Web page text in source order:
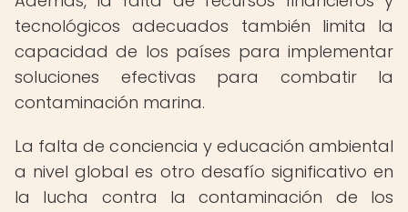
tecnológicos adecuados también limita la
capacidad de los países para implementar
soluciones efectivas para combatir la
contaminación marina.
La falta de conciencia y educación ambiental
a nivel global es otro desafío significativo en
la lucha contra la contaminación de los